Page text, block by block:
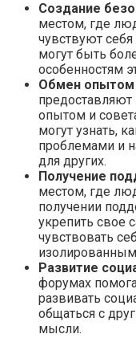
Создание
местом, где
чувствуют
могут быть
особенностям
Обмен опытом
опытом и
могут узнать,
проблемами и
для других.
Получение
местом, где
получении
укрепить свое
чувствовать
Развитие
форумах
развивать
общаться с
мысли.